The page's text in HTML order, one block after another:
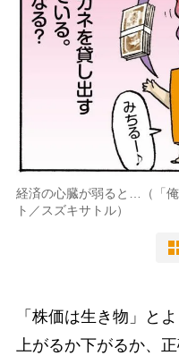
経済の心臓が弱ると…（「
ト／スズキサトル）
「株価は生き物」と
上がるか下がるか、